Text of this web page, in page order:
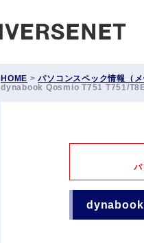
HOME >パソコンスペック情報（メ
dynabook Qosmio T751 T751/
パ
dynabook